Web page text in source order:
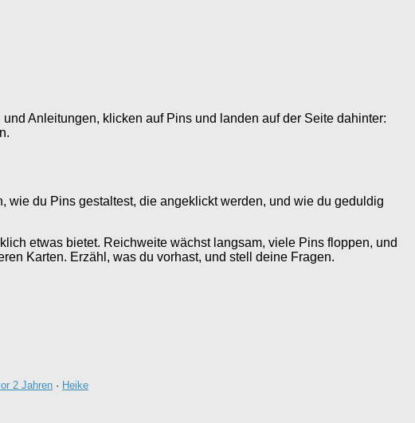
Anleitungen, klicken auf Pins und landen auf der Seite dahinter:
wie du Pins gestaltest, die angeklickt werden, und wie du geduldig
etwas bietet. Reichweite wächst langsam, viele Pins floppen, und
Karten. Erzähl, was du vorhast, und stell deine Fragen.
2 Jahren · Heike